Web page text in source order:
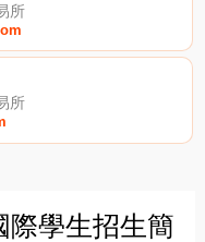
所
所
際學生招生簡